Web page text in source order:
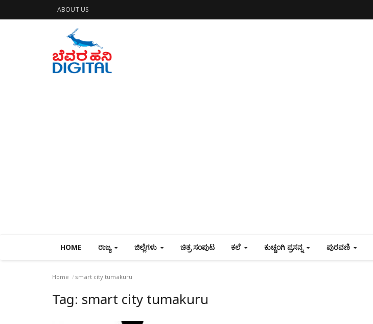
ABOUT US
HOME ರಾಜ್ಯ ಜಿಲ್ಲೆಗಳು ಚಿತ್ರ ಸಂಪುಟ ಕಲೆ ಕುಚ್ಚಂಗಿ ಪ್ರಸನ್ನ ಪುರವಣಿ
Home smart city tumakuru
Tag: smart city tumakuru